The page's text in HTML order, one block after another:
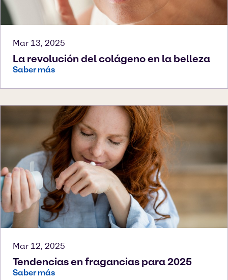
Mar 13, 2025
La revolución del colágeno en la belleza
Saber más
Mar 12, 2025
Tendencias en fragancias para 2025
Saber más